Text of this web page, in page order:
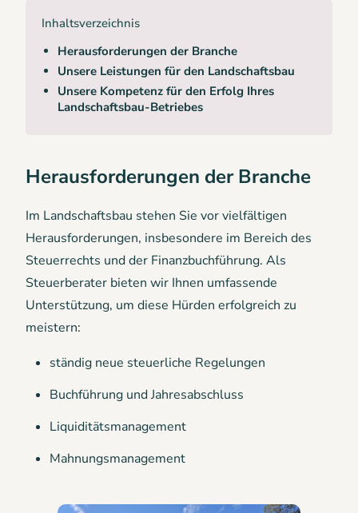
Inhaltsverzeichnis
Herausforderungen der Branche
Unsere Leistungen für den Landschaftsbau
Unsere Kompetenz für den Erfolg Ihres
Landschaftsbau-Betriebes
Herausforderungen der Branche
Im Landschaftsbau stehen Sie vor vielfältigen
Herausforderungen, insbesondere im Bereich des
Steuerrechts und der Finanzbuchführung. Als
Steuerberater bieten wir Ihnen umfassende
Unterstützung, um diese Hürden erfolgreich zu
meistern:
ständig neue steuerliche Regelungen
Buchführung und Jahresabschluss
Liquiditätsmanagement
Mahnungsmanagement